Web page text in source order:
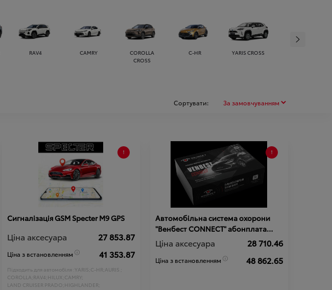
RAV4 CAMRY
COROLLA
CROSS
C-HR YARIS CROSS
Сортувати:
Сигналізація GSM Specter M9 GPS
Ціна аксесуара 27 853.87
Ціна з встановленням 41 353.87
Підходить для автомобіля :YARIS;C-HR;AURIS ;
COROLLA;RAV4;HILUX;CAMRY;
LAND CRUISER PRADO;HIGHLANDER;
Автомобільна система охорони
"Венбест CONNECT" абонплата
798грн/міс.
Ціна аксесуара 28 710.46
Ціна з встановленням 48 862.65